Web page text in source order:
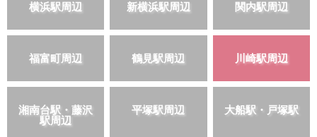
横浜駅周辺 新横浜駅周辺 関内駅周辺
福富町周辺 鶴見駅周辺 川崎駅周辺
湘南台駅・藤沢
駅周辺
平塚駅周辺 大船駅・戸塚駅